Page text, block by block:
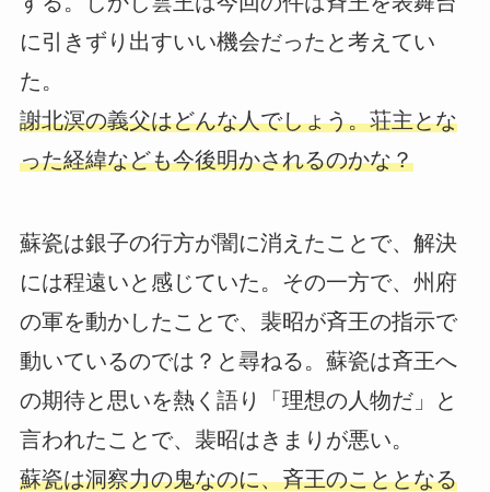
に引きずり出すいい機会だったと考えてい
た。
謝北溟の義父はどんな人でしょう。荘主とな
った経緯なども今後明かされるのかな？
蘇瓷は銀子の行方が闇に消えたことで、解決
には程遠いと感じていた。その一方で、州府
の軍を動かしたことで、裴昭が斉王の指示で
動いているのでは？と尋ねる。蘇瓷は斉王へ
の期待と思いを熱く語り「理想の人物だ」と
言われたことで、裴昭はきまりが悪い。
蘇瓷は洞察力の鬼なのに、斉王のこととなる